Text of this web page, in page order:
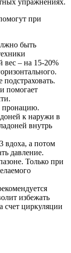
упражнениях.
при
быть
вес – на 15-20%
помогает
пронацию.
к наружи в
внутрь
вдоха, а потом
давление.
Только при
избежать
счет циркуляции